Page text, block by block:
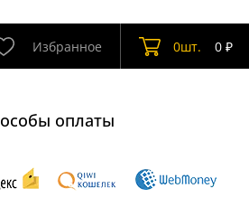
Избранное 0шт. 0₽
оплаты